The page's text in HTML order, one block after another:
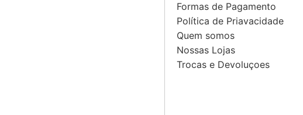
Formas de Pagamento
Política de Priavacidade
Quem somos
Nossas Lojas
Trocas e Devoluçoes